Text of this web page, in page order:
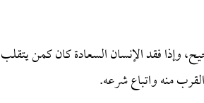
وإذا فقد الإنسان السعادة كان كمن يتقلب
منه واتباع شرعه.